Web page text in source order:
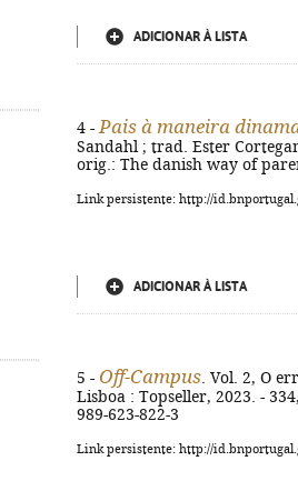
ADICIONAR À LISTA
4 - Pais à maneira
Sandahl ; trad. Ester
orig.: The danish way of
Link persistente: http://
ADICIONAR À LISTA
5 - Off-Campus . Vol. 2, O
Lisboa : Topseller, 2023. -
989-623-822-3
Link persistente: http://